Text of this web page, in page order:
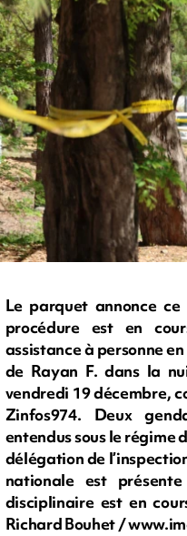
Le parquet annonce
procédure est en
assistance à personne
de Rayan F. dans la
vendredi 19 décembre,
Zinfos974. Deux
entendus sous le régime
délégation de
nationale est
disciplinaire est en
Richard Bouhet /